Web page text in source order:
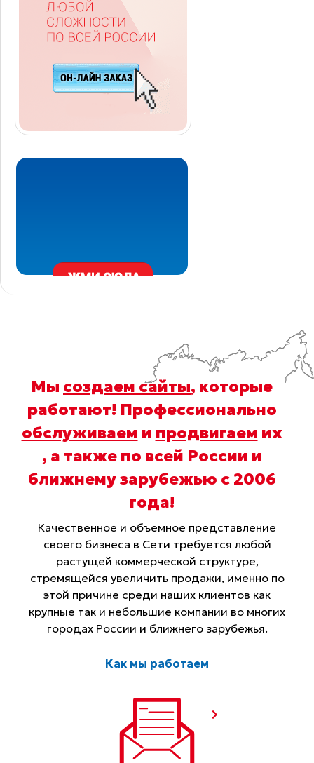
Мы создаем сайты, которые
работают! Профессионально
обслуживаем и продвигаем их
, а также по всей России и
ближнему зарубежью с 2006
года!
Качественное и объемное представление
своего бизнеса в Сети требуется любой
растущей коммерческой структуре,
стремящейся увеличить продажи, именно по
этой причине среди наших клиентов как
крупные так и небольшие компании во многих
городах России и ближнего зарубежья.
Как мы работаем